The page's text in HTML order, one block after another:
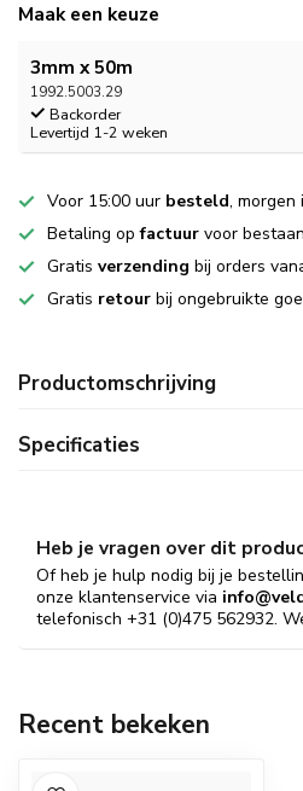
Maak een keuze
3mm x 50m
1992.5003.29
Backorder
Levertijd 1-2 weken
Voor 15:00 uur besteld, morgen
Betaling opfactuur voor
Gratis verzending bij orders
Gratis retour bij ongebruikte
Productomschrijving
Specificaties
Heb je vragen over dit
Of heb je hulp nodig bij je
onze klantenservice via
telefonisch +31 (0)475 562932.
Recent bekeken